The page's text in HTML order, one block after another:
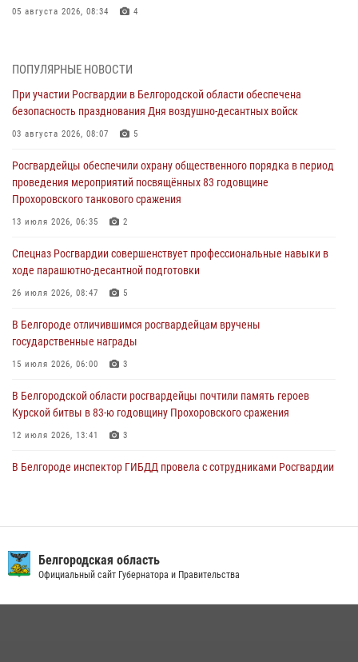
05 августа 2026, 08:34 4
Росгвардейцы спасли раненого при атаке FPV-дрона ВСУ жителя
белгородского приграничья
За неделю белгородские росгвардейцы пресекли свыше 130
правонарушений
04 августа 2026, 06:03
Сотрудники Росгвардии задержали подозреваемую в краже
товаров из гипермаркета в Белгороде
03 августа 2026, 13:29
«Я расскажу вам о Герое»: история подполковника милиции в
отставке Виктора Хайрулика (видео)
03 августа 2026, 10:37
ПОПУЛЯРНЫЕ НОВОСТИ
При участии Росгвардии в Белгородской области обеспечена
безопасность празднования Дня воздушно-десантных войск
03 августа 2026, 08:07 5
Росгвардейцы обеспечили охрану общественного порядка в период
проведения мероприятий посвящённых 83 годовщине
Прохоровского танкового сражения
13 июля 2026, 06:35 2
Спецназ Росгвардии совершенствует профессиональные навыки в
ходе парашютно-десантной подготовки
26 июля 2026, 08:47 5
В Белгороде отличившимся росгвардейцам вручены
государственные награды
15 июля 2026, 06:00 3
В Белгородской области росгвардейцы почтили память героев
Курской битвы в 83-ю годовщину Прохоровского сражения
12 июля 2026, 13:41 3
В Белгороде инспектор ГИБДД провела с сотрудниками Росгвардии
подготовке спецподразделения в эфире радио «России - Белгород»
22 июля 2026, 14:36
В Белгороде росгвардейцы приняли участие в круглом столе с
Белгородская область
Официальный сайт Губернатора и Правительства